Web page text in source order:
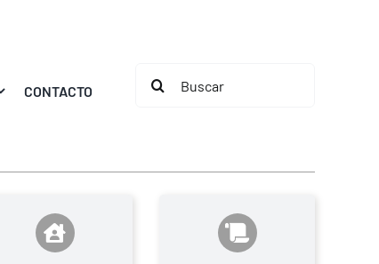
CONTACTO
Buscar: